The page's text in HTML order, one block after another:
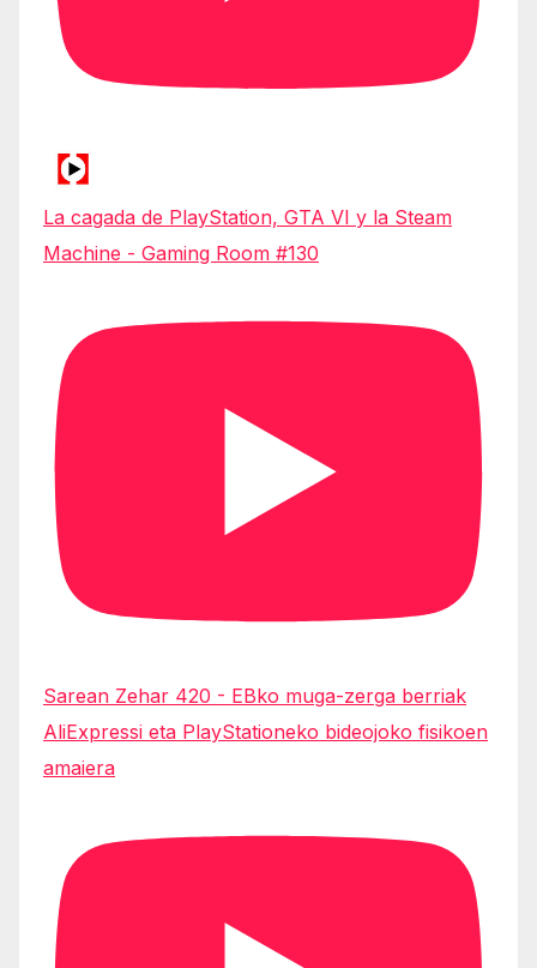
La cagada de PlayStation, GTA VI y la Steam
Machine - Gaming Room #130
Sarean Zehar 420 - EBko muga-zerga berriak
AliExpressi eta PlayStationeko bideojoko fisikoen
amaiera